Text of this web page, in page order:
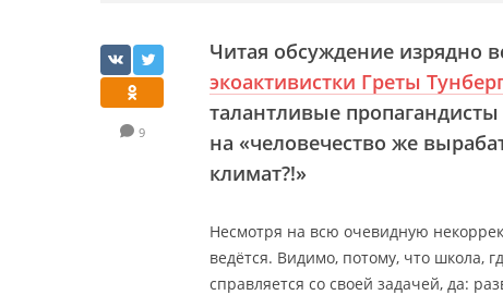
9
Читая обсуждение изрядно
экоактивистки Греты
талантливые
на «человечество же
климат?!»
Несмотря на всю очевидную
ведётся. Видимо, потому, что школа,
справляется со своей задачей, да: